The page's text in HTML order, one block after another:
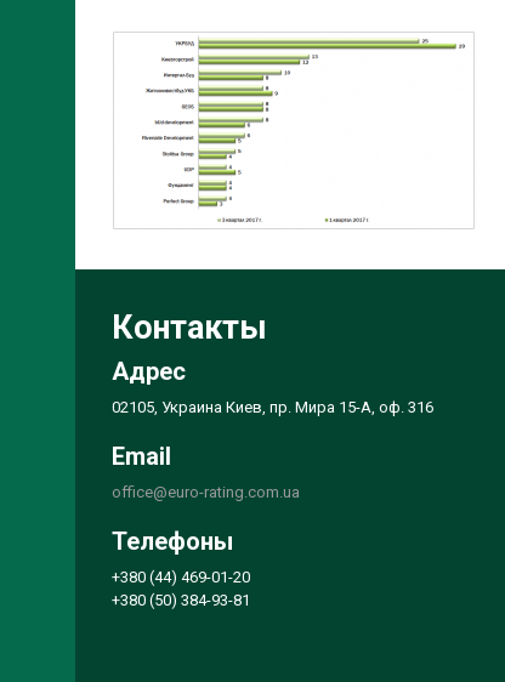
Контакты
Адрес
02105, Украина Киев, пр. Мира 15-А, оф. 316
Email
office@euro-rating.com.ua
Телефоны
+380 (44) 469-01-20
+380 (50) 384-93-81